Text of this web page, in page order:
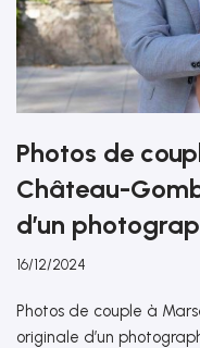
Photos de
Château-
d’un
16/12/2024
Photos de couple à
originale d’un